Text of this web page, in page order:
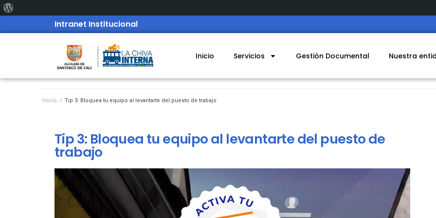
Intranet Institucional
Inicio Servicios Gestión Documental Nuestra
Inicio / Tip 3: Bloquea tu equipo al levantarte del puesto de trabajo
Tip 3: Bloquea tu equipo al levantarte del puesto de
trabajo